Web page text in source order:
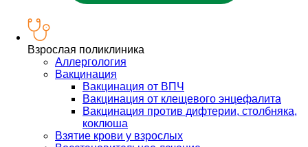
Взрослая поликлиника
Аллергология
Вакцинация
Вакцинация от ВПЧ
Вакцинация от клещевого энцефалита
Вакцинация против дифтерии, столбняка,
коклюша
Взятие крови у взрослых